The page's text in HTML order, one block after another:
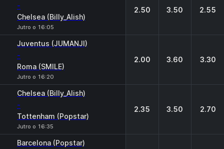
-
Chelsea (Billy_Alish)
Jutro o 16:05
2.50 3.50 2.55
Juventus (JUMANJI)
-
Roma (SMILE)
Jutro o 16:20
2.00 3.60 3.30
Chelsea (Billy_Alish)
-
Tottenham (Popstar)
Jutro o 16:35
2.35 3.50 2.70
Barcelona (Popstar)